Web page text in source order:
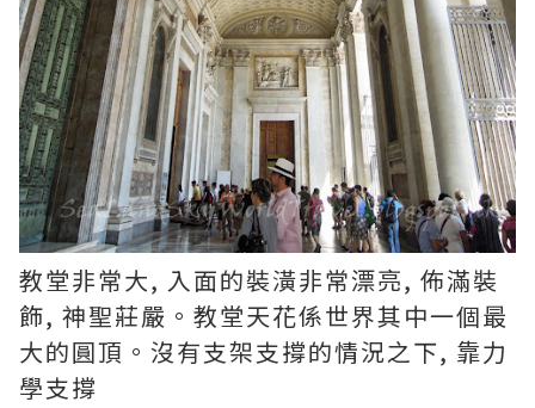
教堂非常大, 入面的裝潢非常漂亮, 佈滿裝
飾, 神聖莊嚴。教堂天花係世界其中一個最
大的圓頂。沒有支架支撐的情況之下, 靠力
學支撐